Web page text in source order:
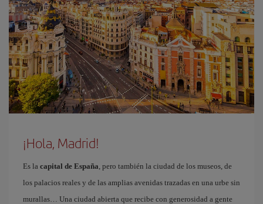
¡Hola, Madrid!
Es la capital de España , pero también la ciudad de los museos, de
los palacios reales y de las amplias avenidas trazadas en una urbe sin
murallas… Una ciudad abierta que recibe con generosidad a gente